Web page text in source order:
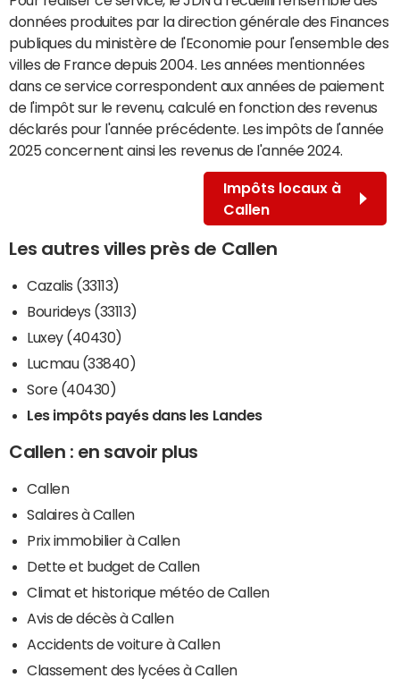
données produites par la direction générale des Finances
publiques du ministère de l'Economie pour l'ensemble des
villes de France depuis 2004. Les années mentionnées
dans ce service correspondent aux années de paiement
de l'impôt sur le revenu, calculé en fonction des revenus
déclarés pour l'année précédente. Les impôts de l'année
2025 concernent ainsi les revenus de l'année 2024.
Impôts locaux à
Callen
Les autres villes près de Callen
Cazalis (33113)
Bourideys (33113)
Luxey (40430)
Lucmau (33840)
Sore (40430)
Les impôts payés dans les Landes
Callen : en savoir plus
Callen
Salaires à Callen
Prix immobilier à Callen
Dette et budget de Callen
Climat et historique météo de Callen
Avis de décès à Callen
Accidents de voiture à Callen
Classement des lycées à Callen